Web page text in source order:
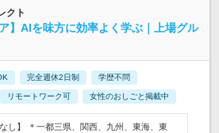
クト
】AIを味方に効率よく学ぶ｜上場グル
完全週休2日制 学歴不問
リモートワーク可 女性のおしごと掲載中
し】 ＊一都三県、関西、九州、東海、東